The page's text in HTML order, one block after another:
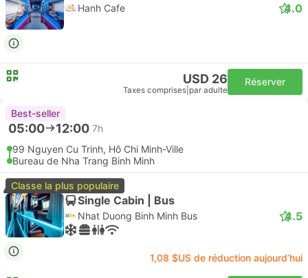
Hanh Cafe 4.0
USD 26
Taxes comprises par adulte
Réserver
Best-seller
05:00 12:00 7h
99 Nguyen Cu Trinh, Hô Chi Minh-Ville
Bureau de Nha Trang Binh Minh
Classe la plus populaire
Single Cabin | Bus
Nhat Duong Binh Minh Bus 4.5
1,08 $US de réduction aujourd’hui